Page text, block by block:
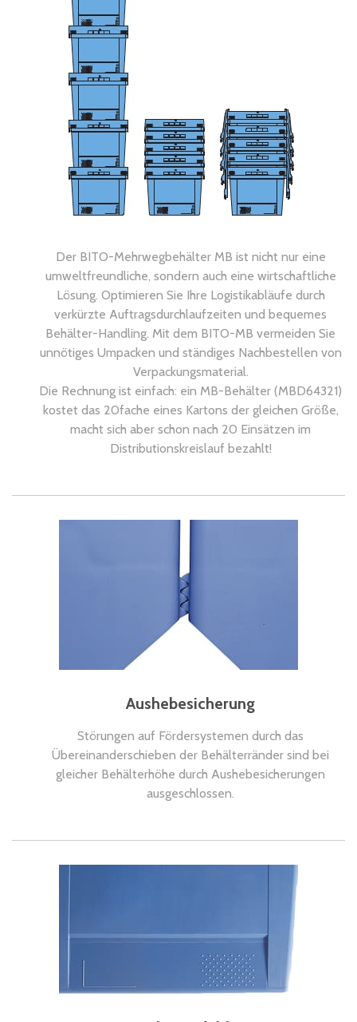
Der BITO-Mehrwegbehälter MB ist nicht nur eine
umweltfreundliche, sondern auch eine wirtschaftliche
Lösung. Optimieren Sie Ihre Logistikabläufe durch
verkürzte Auftragsdurchlaufzeiten und bequemes
Behälter-Handling. Mit dem BITO-MB vermeiden Sie
unnötiges Umpacken und ständiges Nachbestellen von
Verpackungsmaterial.
Die Rechnung ist einfach: ein MB-Behälter (MBD64321)
kostet das 20fache eines Kartons der gleichen Größe,
macht sich aber schon nach 20 Einsätzen im
Distributionskreislauf bezahlt!
Aushebesicherung
Störungen auf Fördersystemen durch das
Übereinanderschieben der Behälterränder sind bei
gleicher Behälterhöhe durch Aushebesicherungen
ausgeschlossen.